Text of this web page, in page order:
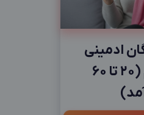
ادمینی
اینستاگرام (20 تا 60